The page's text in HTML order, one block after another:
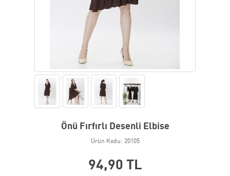
Önü Fırfırlı Desenli Elbise
Ürün Kodu: 20105
94,90 TL